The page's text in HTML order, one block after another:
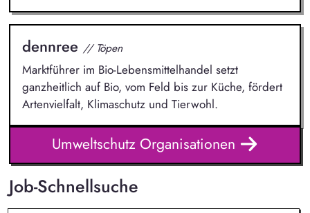
dennree // Töpen
Marktführer im Bio-Lebensmittelhandel setzt
ganzheitlich auf Bio, vom Feld bis zur Küche, fördert
Artenvielfalt, Klimaschutz und Tierwohl.
Umweltschutz Organisationen
Job-Schnellsuche